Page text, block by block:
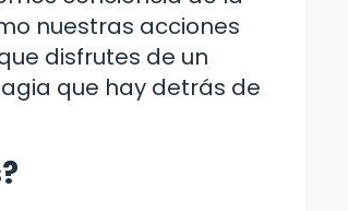
nuestras acciones
disfrutes de un
que hay detrás de